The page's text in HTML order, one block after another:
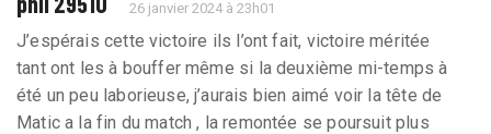
26 janvier 2024 à 23h01
J’espérais cette victoire ils l’ont fait, victoire méritée
tant ont les à bouffer même si la deuxième mi-temps à
été un peu laborieuse, j’aurais bien aimé voir la tête de
Matic a la fin du match , la remontée se poursuit plus